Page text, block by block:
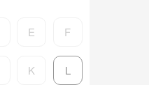
E F
K L